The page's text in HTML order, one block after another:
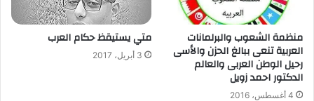
منظمة الشعوب والبرلمانات
العربية تنعى ببالغ الحزن والأسى
رحيل الوطن العربى والعالم
الدكتور احمد زويل
4 أغسطس، 2016
متي يستيقظ حكام العرب
3 أبريل، 2017